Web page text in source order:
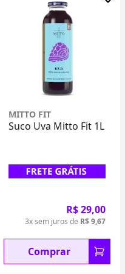
MITTO FIT
Suco Goiaba Mitto
R$ 13,25
3x sem juros deR$ 4,42
Comprar